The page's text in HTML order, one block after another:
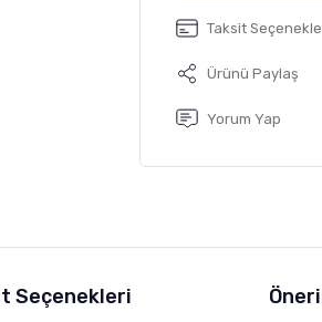
Taksit
Ürünü Paylaş
Yorum Yap
Seçenekleri